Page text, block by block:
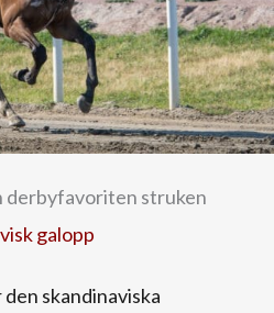
derbyfavoriten struken
galopp
skandinaviska